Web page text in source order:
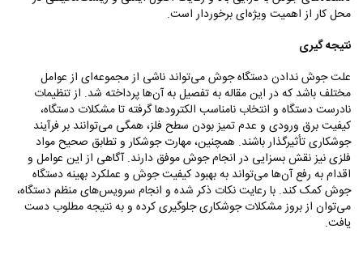
محل کار از اهمیت ویژه‌ای برخوردار است.
نتیجه‌ گیری
علت جوش ندادن دستگاه جوش می‌تواند ناشی از مجموعه‌ای از عوامل
مختلف باشد که در این مقاله به تفصیل به آن‌ها پرداخته شد. از تنظیمات
نادرست دستگاه و انتخاب نامناسب الکترودها گرفته تا مشکلات دستگاه،
کیفیت برق ورودی و عدم تمیز بودن سطح فلز، همگی می‌توانند بر فرآیند
جوشکاری تأثیرگذار باشند. همچنین، مهارت جوشکار و تطابق صحیح مواد
فلزی نیز نقش بسزایی در انجام جوش موفق دارند. آگاهی از این عوامل و
اقدام به رفع آن‌ها می‌تواند به بهبود کیفیت جوش و عملکرد بهینه دستگاه
جوش کمک کند. با رعایت نکات ذکر شده و انجام سرویس‌های منظم دستگاه،
می‌توان از بروز مشکلات جوشکاری جلوگیری کرده و به نتیجه مطلوب دست
یافت.